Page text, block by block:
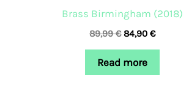
Brass Birmingham (2018)
89,99€ 84,90 €
Read more